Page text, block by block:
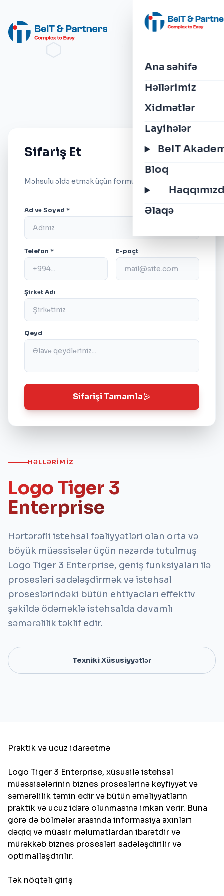
Ana səhifə
Həllərimiz
Xidmətlər
Layihələr
BeIT
Bloq
Əlaqə
HƏLLƏRIMIZ
Logo Tiger 3
Enterprise
Hərtərəfli istehsal fəaliyyətləri olan orta və
böyük müəssisələr üçün nəzərdə tutulmuş
Logo Tiger 3 Enterprise, geniş funksiyaları ilə
prosesləri sadələşdirmək və istehsal
proseslərindəki bütün ehtiyacları effektiv
şəkildə ödəməklə istehsalda davamlı
səmərəlilik təklif edir.
Texniki Xüsusiyyətlər
Sifariş Et
Məhsulu əldə etmək üçün formu doldurun.
Ad və Soyad *
Telefon * E-poçt
Şirkət Adı
Qeyd
Sifarişi Tamamla
Praktik və ucuz idarəetmə
Logo Tiger 3 Enterprise, xüsusilə istehsal
müəssisələrinin biznes proseslərinə keyfiyyət və
səmərəlilik təmin edir və bütün əməliyyatların
praktik və ucuz idarə olunmasına imkan verir. Buna
görə də bölmələr arasında informasiya axınları
dəqiq və müasir məlumatlardan ibarətdir və
mürəkkəb biznes prosesləri sadələşdirilir və
optimallaşdırılır.
Tək nöqtəli giriş